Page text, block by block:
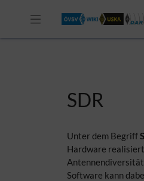
SDR
Unter dem Begriff
Hardware
Software kann